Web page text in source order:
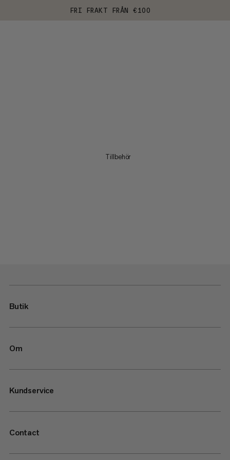
FRI FRAKT FRÅN €100
Tillbehör
Butik
Om
Kundservice
Contact